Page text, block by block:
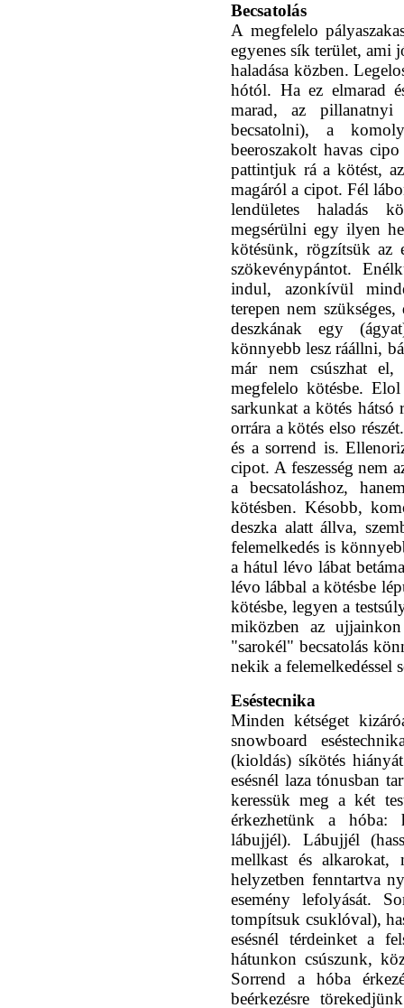
Becsatolás
A megfelelo
egyenes sík terület, ami
haladása közben.
hótól. Ha ez elmarad
marad, az pillanatnyi
becsatolni), a
beeroszakolt havas
pattintjuk rá a kötést,
magáról a cipot. Fél
lendületes haladás
megsérülni egy ilyen
kötésünk, rögzítsük az
szökevénypántot.
indul, azonkívül
terepen nem
deszkának egy
könnyebb lesz ráállni,
már nem csúszhat
megfelelo kötésbe.
sarkunkat a kötés hátsó
orrára a kötés elso
és a sorrend is.
cipot. A feszesség nem
a becsatoláshoz,
kötésben. Késobb,
deszka alatt állva,
felemelkedés is
a hátul lévo lábat
lévo lábbal a kötésbe
kötésbe, legyen a
miközben az
"sarokél" becsatolás
nekik a felemelkedéssel
Eséstecnika
Minden kétséget
snowboard
(kioldás) síkötés
esésnél laza tónusban
keressük meg a két
érkezhetünk a hóba:
lábujjél). Lábujjél
mellkast és alkarokat,
helyzetben fenntartva
esemény lefolyását.
tompítsuk csuklóval),
esésnél térdeinket a
hátunkon csúszunk,
Sorrend a hóba
beérkezésre